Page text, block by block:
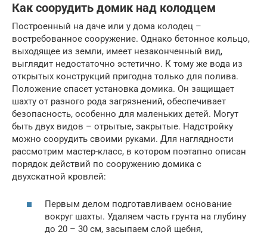
Как соорудить домик над колодцем
Построенный на даче или у дома колодец –
востребованное сооружение. Однако бетонное кольцо,
выходящее из земли, имеет незаконченный вид,
выглядит недостаточно эстетично. К тому же вода из
открытых конструкций пригодна только для полива.
Положение спасет установка домика. Он защищает
шахту от разного рода загрязнений, обеспечивает
безопасность, особенно для маленьких детей. Могут
быть двух видов – отрытые, закрытые. Надстройку
можно соорудить своими руками. Для наглядности
рассмотрим мастер-класс, в котором поэтапно описан
порядок действий по сооружению домика с
двухскатной кровлей:
Первым делом подготавливаем основание
вокруг шахты. Удаляем часть грунта на глубину
до 20 – 30 см, засыпаем слой щебня,